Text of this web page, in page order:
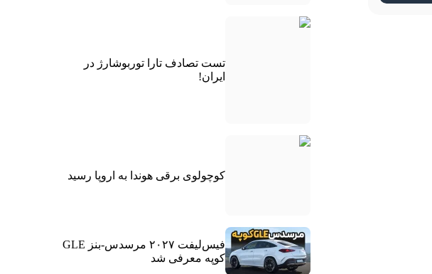
تست تصادف تارا توربوشارژ در
ایران!
کوچولوی برقی هوندا به اروپا رسید
فیس‌لیفت ۲۰۲۷ مرسدس-بنز GLE
کوپه معرفی شد